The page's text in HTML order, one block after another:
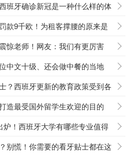
班牙确诊新冠是一种什么样的体
款9千欧！为租客撑腰的原来是
惊老师！网友：我们有更厉害
中文十级、还会做中餐的当地
？西班牙更新的教育政策受到各
造最受国外留学生欢迎的目的
炉！西班牙大学有哪些专业值得
别慌！你需要的看牙贴士都在这